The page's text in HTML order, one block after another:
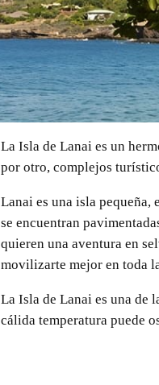
La Isla de Lanai es un
por otro, complejos
Lanai es una isla pequeña,
se encuentran
quieren una aventura en
movilizarte mejor en toda
La Isla de Lanai es una de
cálida temperatura puede